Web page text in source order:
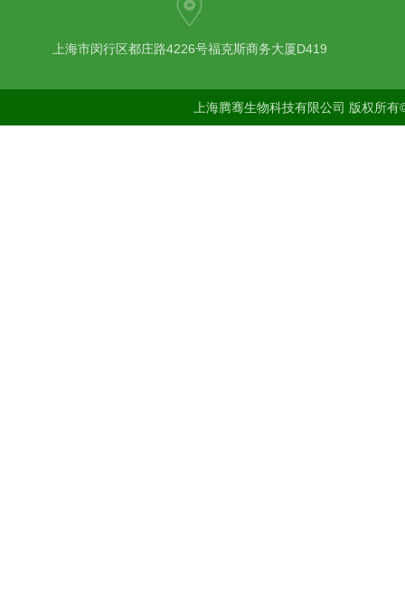
上海市闵行区都庄路4226号福克斯商务大厦D419
上海腾骞生物科技有限公司 版权所